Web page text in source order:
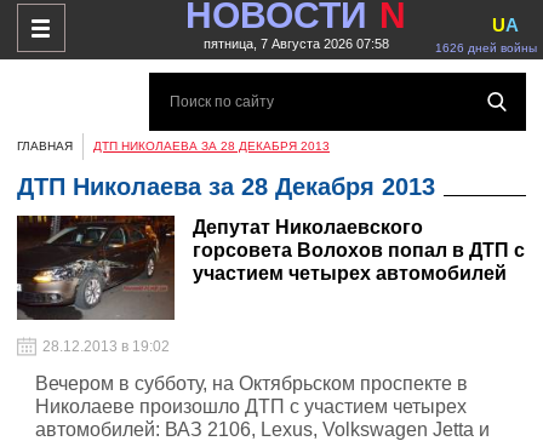
НОВОСТИ N
пятница, 7 Августа 2026 07:58 1626 дней войны
UA
ГЛАВНАЯ ДТП НИКОЛАЕВА ЗА 28 ДЕКАБРЯ 2013
ДТП Николаева за 28 Декабря 2013
Депутат Николаевского
горсовета Волохов попал в ДТП с
участием четырех автомобилей
28.12.2013 в 19:02
Вечером в субботу, на Октябрьском проспекте в
Николаеве произошло ДТП с участием четырех
автомобилей: ВАЗ 2106, Lexus, Volkswagen Jetta и